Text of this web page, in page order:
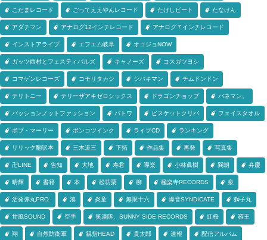
こだまレコード ごってええやんレコード たけしビート たなけん
アダチマン アナログ12インチレコード アナログ７インチレコード
インストアライブ エフエム岐阜 オコジョNOW
ガッツ西村とフェスティバルズ キャノーズ コスガツヨシ
コマゲンレコーズ コモリタカシ シバキマン チムドンドン
テリトニー テリーザアキゼロシックス ドラゴンチョップ バネマン。
パッションノットファッション パトワ ビスケットクリバ フェイスタオル
ボブ・マーリー ポンコツインク ライブCD ランキング
リリック翻訳本 三木道三 下拓 作品集 再発 写真集
卍LINE 告知 大地 寿君 導楽 小林眞樹 巽朗 弁慶
晴輝 書籍 本 松坊栗 柳 極楽寺RECORDS 泉
活発弾丸PRO. 湊 炎童 無限十六 爆音SYNDICATE 獅子丸
甘風SOUND 空手 笑連隊、SUNNY SIDE RECORDS 紅桜 羅王
翔 自然防衛軍 親指HEAD 貫太郎 速報 配信アルバム